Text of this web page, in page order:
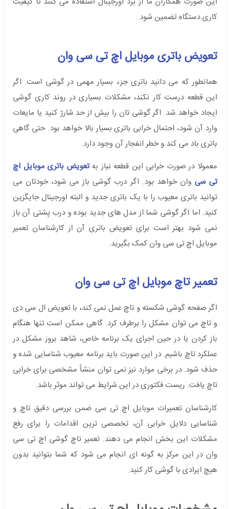
کاری دستگاه تضمین شود.
تعویض باتری موبایل اچ تی سی وان
همانطور که می دانید باتری جزء بسیار مهمی در گوشی است. اگر
این قطعه درست کار نکند، مشکلات بسیاری در روند کاری گوشی
ایجاد خواهد شد. اگر گوشی تان را بیش از حد شارژ کنید یا مایعات
وارد آن شود، احتمال خرابی باتری بسیار بالا خواهد بود. حتی گاهی
باتری باد می کند و خطر انفجار آن وجود دارد.
معمولا در صورت خرابی این قطعه نیاز بهتعویض باتری موبایل اچ
تی سی وان خواهد بود. اگر درب گوشی باز می شود، خودتان می
توانید باتری معیوب را با یک باتری جدید و البته اورجینال جایگزین
کنید. اما اگر گوشی شما از مدل های جدید بوده و درب پشتی آن باز
نمی شود بهتر است برای تعویض باتری آن از کارشناسان تعمیر
موبایل اچ تی سی وان کمک بگیرید.
تعمیر تاچ موبایل اچ تی سی وان
اگر صفحه گوشی شکسته و تاچ عمل نمی کند، با تعویض ال سی دی
و تاچ می توان مشکل را برطرف کرد. گاهی ممکن است تنها هنگام
باز کردن یا در حین اجرای یک برنامه خاص، شاهد بروز مشکل در
عملکرد تاچ باشیم. در این صورت باید برنامه معیوب شناسایی شده و
حذف شود. در برخی موارد نیز نمی توان منشأ مشخصی برای خرابی
تاچ یافت. ریست فکتوری در این شرایط می تواند موثر باشد.
کارشناسان تعمیرات موبایل اچ تی سی ضمن بررسی دقیق تاچ و
شناسایی دلایل خرابی آن، تخصصی ترین اقدامات را برای رفع
مشکلات این بخش انجام می دهند. تعمیر تاچ گوشی اچ تی سی
وان در این مرکز به گونه ای انجام می شود که شما بتوانید بدون
هیچ ایرادی با گوشی کار کنید.